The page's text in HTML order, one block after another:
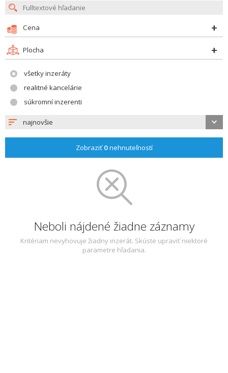
Cena
Plocha
všetky inzeráty
realitné kancelárie
súkromní inzerenti
najnovšie
Zobraziť0nehnuteľností
Neboli nájdené žiadne záznamy
Kritériam nevyhovuje žiadny inzerát. Skúste upraviť niektoré
parametre hľadania.